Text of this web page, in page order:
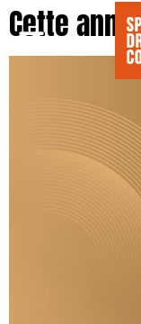
Cette